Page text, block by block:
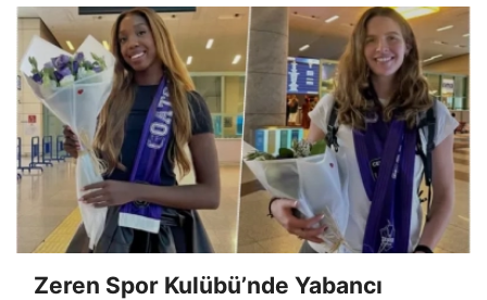
Zeren Spor Kulübü’nde Yabancı